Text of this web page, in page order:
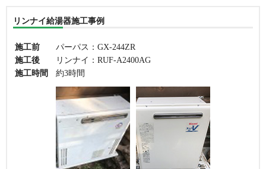
リンナイ給湯器施工事例
施工前
パーパス：GX-244ZR
施工後
リンナイ：RUF-A2400AG
施工時間
約3時間